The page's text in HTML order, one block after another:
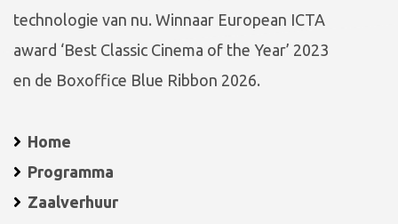
technologie van nu. Winnaar European ICTA
award ‘Best Classic Cinema of the Year’ 2023
en de Boxoffice Blue Ribbon 2026.
Home
Programma
Zaalverhuur